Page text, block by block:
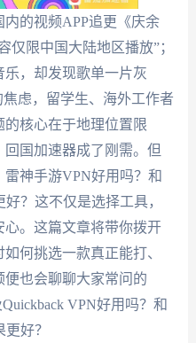
的视频APP追更《庆余
仅限中国大陆地区播放”；
，却发现歌单一片灰
虑，留学生、海外工作者
核心在于地理位置限
国加速器成了刚需。但
神手游VPN好用吗？和
？这不仅是选择工具，
。这篇文章将带你拨开
何挑选一款真正能打、
也会聊聊大家常问的
VPN好用吗？和
好？